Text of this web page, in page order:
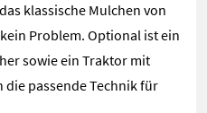
klassische Mulchen von
Problem. Optional ist ein
sowie ein Traktor mit
die passende Technik für